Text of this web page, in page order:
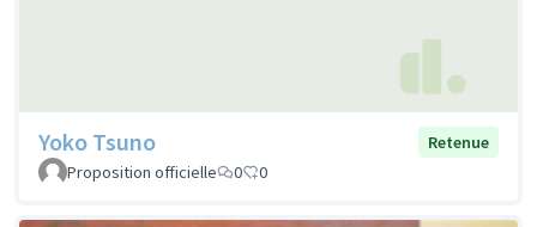
Yoko Tsuno
Retenue
Proposition officielle
0 0